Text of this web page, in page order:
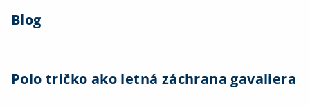
Blog
Polo tričko ako letná záchrana gavaliera